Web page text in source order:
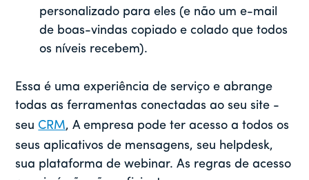
personalizado para eles (e não um e-mail
de boas-vindas copiado e colado que todos
os níveis recebem).
Essa é uma experiência de serviço e abrange
todas as ferramentas conectadas ao seu site -
seu CRM, A empresa pode ter acesso a todos os
seus aplicativos de mensagens, seu helpdesk,
sua plataforma de webinar. As regras de acesso